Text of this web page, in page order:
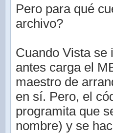
Pero para qué
archivo?
Cuando Vista se
antes carga el
maestro de
en sí. Pero, el
programita que
nombre) y se